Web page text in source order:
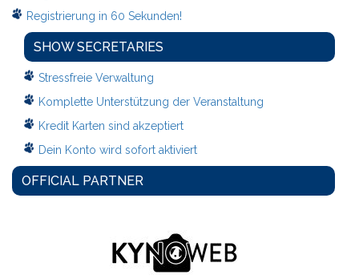
Registrierung in 60 Sekunden!
SHOW SECRETARIES
Stressfreie Verwaltung
Komplette Unterstützung der Veranstaltung
Kredit Karten sind akzeptiert
Dein Konto wird sofort aktiviert
OFFICIAL PARTNER